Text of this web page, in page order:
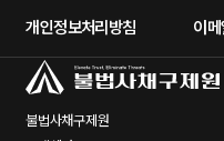
개인정보처리방침 이
불법사채구제원